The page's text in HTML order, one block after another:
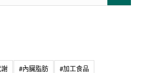
#內臟脂肪 #加工食品